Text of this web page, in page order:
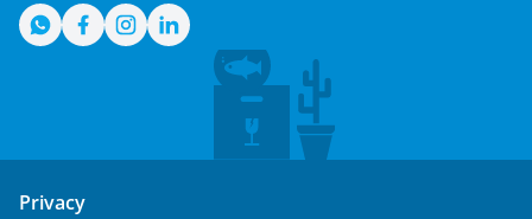
WhatsApp
Facebook
Instagram
LinkedIn
Privacy